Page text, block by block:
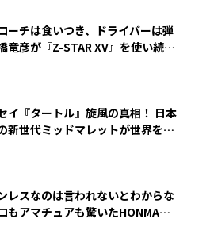
ーチは食いつき、ドライバーは弾
竜彦が『Z-STAR XV』を使い続け
イ『タートル』旋風の真相！ 日本
新世代ミッドマレットが世界を席
レスなのは言われないとわからな
もアマチュアも驚いたHONMA